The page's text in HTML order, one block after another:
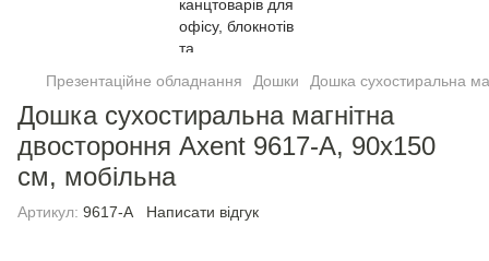
Презентаційне обладнання Дошки Дошка сухостиральна
Дошка сухостиральна магнітна
двостороння Axent 9617-A, 90х150
см, мобільна
Артикул: 9617-A Написати відгук